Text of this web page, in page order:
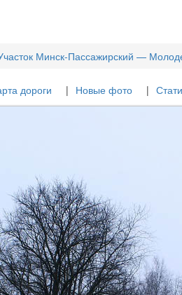
Минск-Пассажирский —
дороги Новые фото